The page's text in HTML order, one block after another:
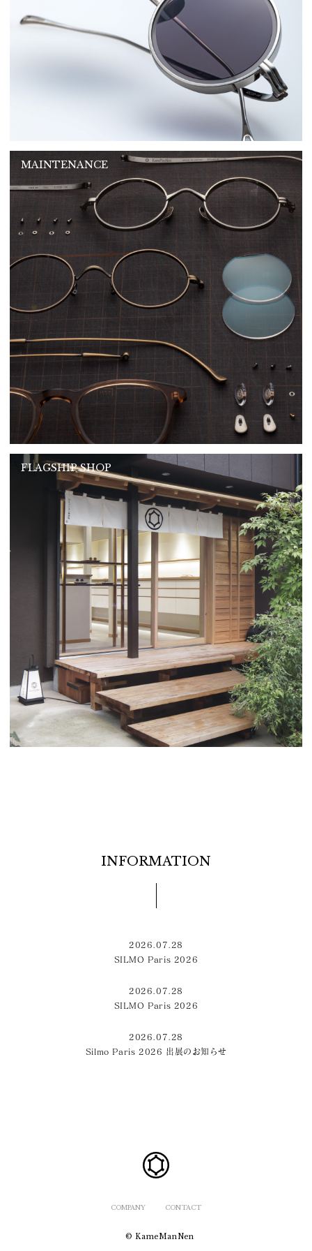
MAINTENANCE
FLAGSHIP SHOP
INFORMATION
2026.07.28
SILMO Paris 2026
2026.07.28
SILMO Paris 2026
2026.07.28
Silmo Paris 2026 出展のお知らせ
COMPANY CONTACT
© KameManNen